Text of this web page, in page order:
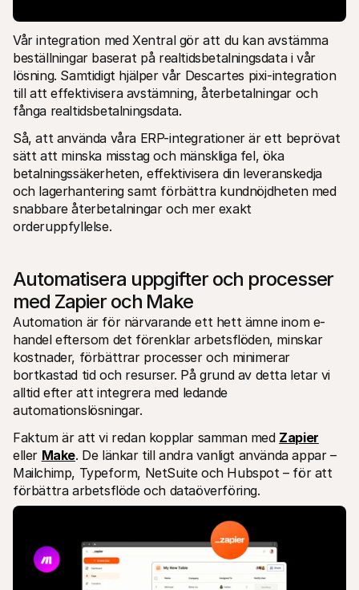
Vår integration med Xentral gör att du kan avstämma
beställningar baserat på realtidsbetalningsdata i vår
lösning. Samtidigt hjälper vår Descartes pixi-integration
till att effektivisera avstämning, återbetalningar och
fånga realtidsbetalningsdata.
Så, att använda våra ERP-integrationer är ett beprövat
sätt att minska misstag och mänskliga fel, öka
betalningssäkerheten, effektivisera din leveranskedja
och lagerhantering samt förbättra kundnöjdheten med
snabbare återbetalningar och mer exakt
orderuppfyllelse.
Automatisera uppgifter och processer
med Zapier och Make
Automation är för närvarande ett hett ämne inom e-
handel eftersom det förenklar arbetsflöden, minskar
kostnader, förbättrar processer och minimerar
bortkastad tid och resurser. På grund av detta letar vi
alltid efter att integrera med ledande
automationslösningar.
Faktum är att vi redan kopplar samman med Zapier
eller Make. De länkar till andra vanligt använda appar –
Mailchimp, Typeform, NetSuite och Hubspot – för att
förbättra arbetsflöde och dataöverföring.